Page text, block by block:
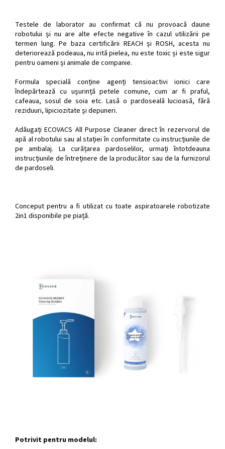
Testele de laborator au confirmat că nu provoacă daune
robotului și nu are alte efecte negative în cazul utilizării pe
termen lung. Pe baza certificării REACH și ROSH, acesta nu
deteriorează podeaua, nu irită pielea, nu este toxic și este sigur
pentru oameni și animale de companie.
Formula specială conține agenți tensioactivi ionici care
îndepărtează cu ușurință petele comune, cum ar fi praful,
cafeaua, sosul de soia etc. Lasă o pardoseală lucioasă, fără
reziduuri, lipiciozitate și depuneri.
Adăugați ECOVACS All Purpose Cleaner direct în rezervorul de
apă al robotului sau al stației în conformitate cu instrucțiunile de
pe ambalaj. La curățarea pardoselilor, urmați întotdeauna
instrucțiunile de întreținere de la producător sau de la furnizorul
de pardoseli.
Conceput pentru a fi utilizat cu toate aspiratoarele robotizate
2in1 disponibile pe piață.
Potrivit pentru modelul: